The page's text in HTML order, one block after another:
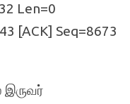
Len=0
[ACK] Seq=8673
இருவர்